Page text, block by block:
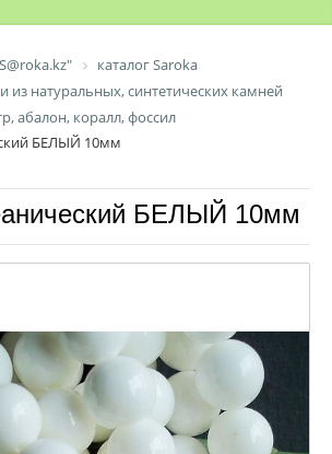
каталог Saroka
из натуральных, синтетических камней
абалон, коралл, фоссил
БЕЛЫЙ 10мм
БЕЛЫЙ 10мм